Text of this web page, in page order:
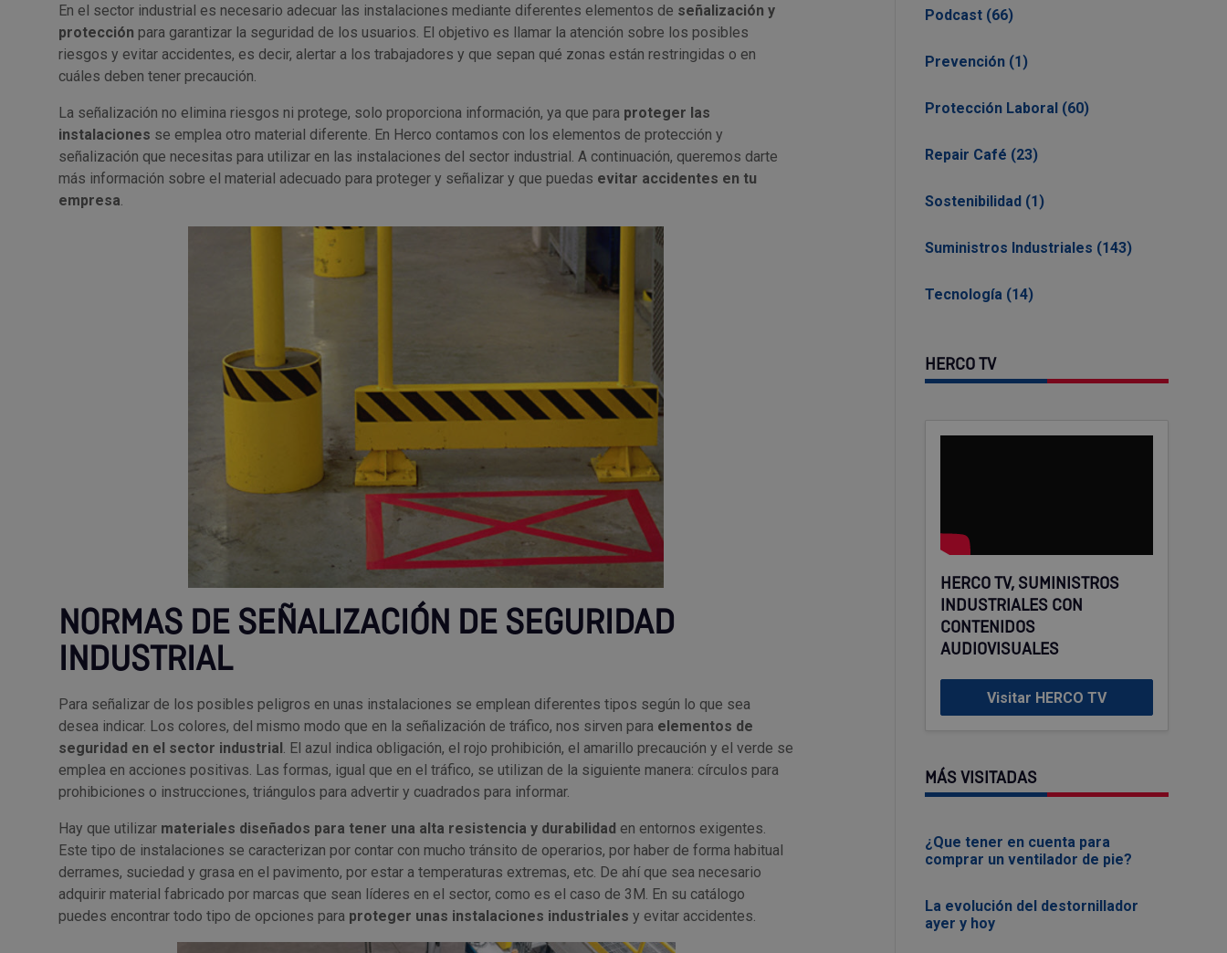
En el sector industrial es necesario adecuar las instalaciones mediante diferentes elementos de señalización y
protección para garantizar la seguridad de los usuarios. El objetivo es llamar la atención sobre los posibles
riesgos y evitar accidentes, es decir, alertar a los trabajadores y que sepan qué zonas están restringidas o en
cuáles deben tener precaución.
La señalización no elimina riesgos ni protege, solo proporciona información, ya que para proteger las
instalaciones se emplea otro material diferente. En Herco contamos con los elementos de protección y
señalización que necesitas para utilizar en las instalaciones del sector industrial. A continuación, queremos darte
más información sobre el material adecuado para proteger y señalizar y que puedas evitar accidentes en tu
empresa
NORMAS DE SEÑALIZACIÓN DE SEGURIDAD
INDUSTRIAL
Para señalizar de los posibles peligros en unas instalaciones se emplean diferentes tipos según lo que sea
desea indicar. Los colores, del mismo modo que en la señalización de tráfico, nos sirven para elementos de
seguridad en el sector industrial. El azul indica obligación, el rojo prohibición, el amarillo precaución y el verde se
emplea en acciones positivas. Las formas, igual que en el tráfico, se utilizan de la siguiente manera: círculos para
prohibiciones o instrucciones, triángulos para advertir y cuadrados para informar.
Hay que utilizar materiales diseñados para tener una alta resistencia y durabilidad en entornos exigentes.
Este tipo de instalaciones se caracterizan por contar con mucho tránsito de operarios, por haber de forma habitual
derrames, suciedad y grasa en el pavimento, por estar a temperaturas extremas, etc. De ahí que sea necesario
adquirir material fabricado por marcas que sean líderes en el sector, como es el caso de 3M. En su catálogo
puedes encontrar todo tipo de opciones para proteger unas instalaciones industriales y evitar accidentes.
Podcast (66)
Prevención (1)
Protección Laboral (60)
Repair Café (23)
Sostenibilidad (1)
Suministros Industriales (143)
Tecnología (14)
HERCO TV
HERCO TV, SUMINISTROS
INDUSTRIALES CON
CONTENIDOS
AUDIOVISUALES
Visitar HERCO TV
MÁS VISITADAS
¿Que tener en cuenta para
comprar un ventilador de pie?
La evolución del destornillador
ayer y hoy